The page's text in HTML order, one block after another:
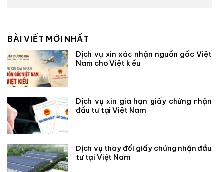
BÀI VIẾT MỚI NHẤT
Dịch vụ xin xác nhận nguồn gốc Việt
Nam cho Việt kiều
Dịch vụ xin gia hạn giấy chứng nhận
đầu tư tại Việt Nam
Dịch vụ thay đổi giấy chứng nhận đầu
tư tại Việt Nam